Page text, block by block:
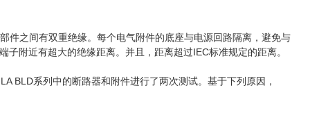
件之间有双重绝缘。每个电气附件的底座与电源回路隔离，避免与
附近有超大的绝缘距离。并且，距离超过IEC标准规定的距离。
BLD系列中的断路器和附件进行了两次测试。基于下列原因，